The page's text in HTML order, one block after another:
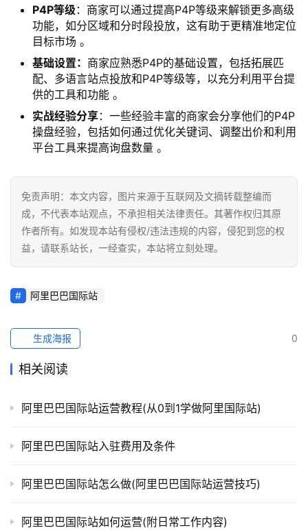
全
店
境
社
营
销
境
航
P4P等级 ：商家可以通过提高P4P等级来解锁更多高级
功能，如分区域和分时段投放，这有助于更精准地定位
目标市场 。
基础设置： 商家应熟悉P4P的基础设置，包括拓展匹
配、多语言站点投放和P4P等级等，以充分利用平台提
供的工具和功能 。
实战经验分享：一些经验丰富的商家会分享他们的P4P
操盘经验，包括如何通过优化关键词、调整出价和利用
平台工具来提高询盘数量 。
免责声明：本文内容，图片来源于互联网及文摘转载整编而
成，不代表本站观点，不承担相关法律责任。其著作权归其原
作者所有。如发现本站有侵权/违法违规的内容，侵犯到您的权
益，请联系站长，一经查实，本站将立刻处理。
阿里巴巴国际站
0
生成海报
相关阅读
阿里巴巴国际站运营教程(从0到1学做阿里国际站)
阿里巴巴国际站入驻费用及条件
阿里巴巴国际站怎么做(阿里巴巴国际站运营技巧)
阿里巴巴国际站如何运营(附日常工作内容)